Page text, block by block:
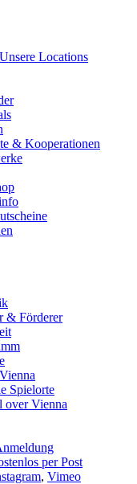
Unsere Locations
& Kooperationen
& Förderer
Spielorte
over Vienna
per Post
, Vimeo